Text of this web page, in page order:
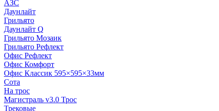
АЗС
Даунлайт
Грильято
Даунлайт Q
Грильято Мозаик
Грильято Рефлект
Офис Рефлект
Офис Комфорт
Офис Классик 595×595×33мм
Сота
На трос
Магистраль v3.0 Трос
Трековые